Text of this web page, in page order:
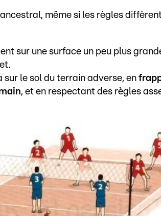
même si les règles
sur une surface un peu plus
sur le sol du terrain adverse, en
, et en respectant des règles